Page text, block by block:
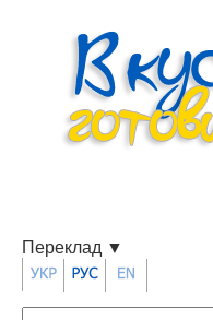
Переклад ▼